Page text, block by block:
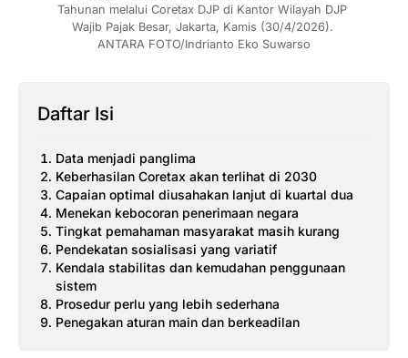
Tahunan melalui Coretax DJP di Kantor Wilayah DJP
Wajib Pajak Besar, Jakarta, Kamis (30/4/2026).
ANTARA FOTO/Indrianto Eko Suwarso
Daftar Isi
Data menjadi panglima
Keberhasilan Coretax akan terlihat di 2030
Capaian optimal diusahakan lanjut di kuartal dua
Menekan kebocoran penerimaan negara
Tingkat pemahaman masyarakat masih kurang
Pendekatan sosialisasi yang variatif
Kendala stabilitas dan kemudahan penggunaan
sistem
Prosedur perlu yang lebih sederhana
Penegakan aturan main dan berkeadilan